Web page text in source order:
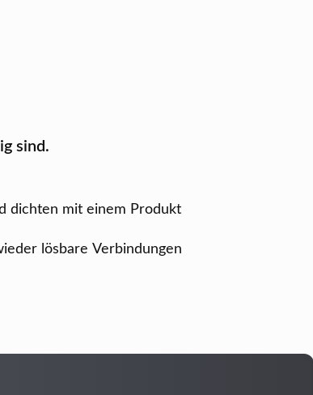
sind.
dichten mit einem Produkt
lösbare Verbindungen